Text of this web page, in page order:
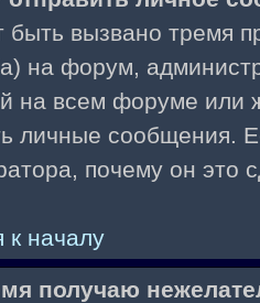
быть вызвано тремя
на форум,
на всем форуме или
личные сообщения.
почему он это
к началу
получаю